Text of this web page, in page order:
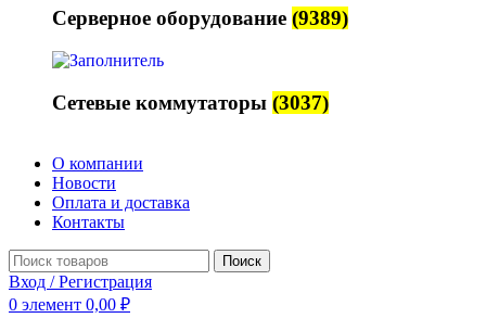
Серверное оборудование (9389)
Сетевые коммутаторы (3037)
О компании
Новости
Оплата и доставка
Контакты
Поиск
Вход / Регистрация
0 элемент 0,00 ₽